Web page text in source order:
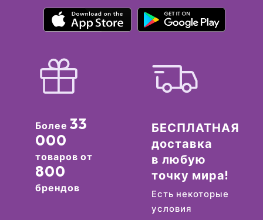
Более 33
000
товаров от
800
брендов
БЕСПЛАТНАЯ
доставка
в любую
точку мира!
Есть некоторые
условия